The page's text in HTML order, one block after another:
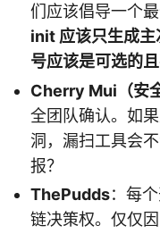
们应该倡导一个最
init 应该只生成
号应该是可选的且
Cherry Mui（安
全团队确认。如
洞，漏扫工具会
报？
ThePudds：每
链决策权。仅仅